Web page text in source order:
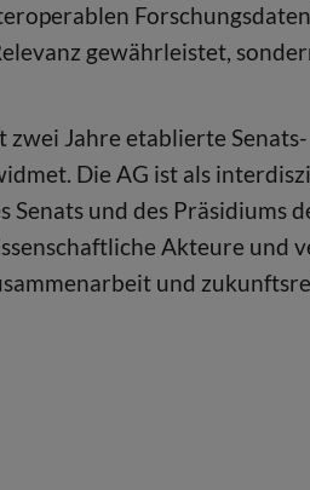
gewährleistet,
zwei Jahre etablierte Senats-
Die AG ist als
und des Präsidiums
Akteure und
und